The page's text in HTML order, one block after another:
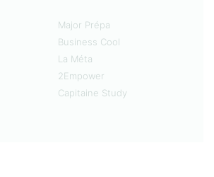
Major Prépa
Business Cool
La Méta
2Empower
Capitaine Study